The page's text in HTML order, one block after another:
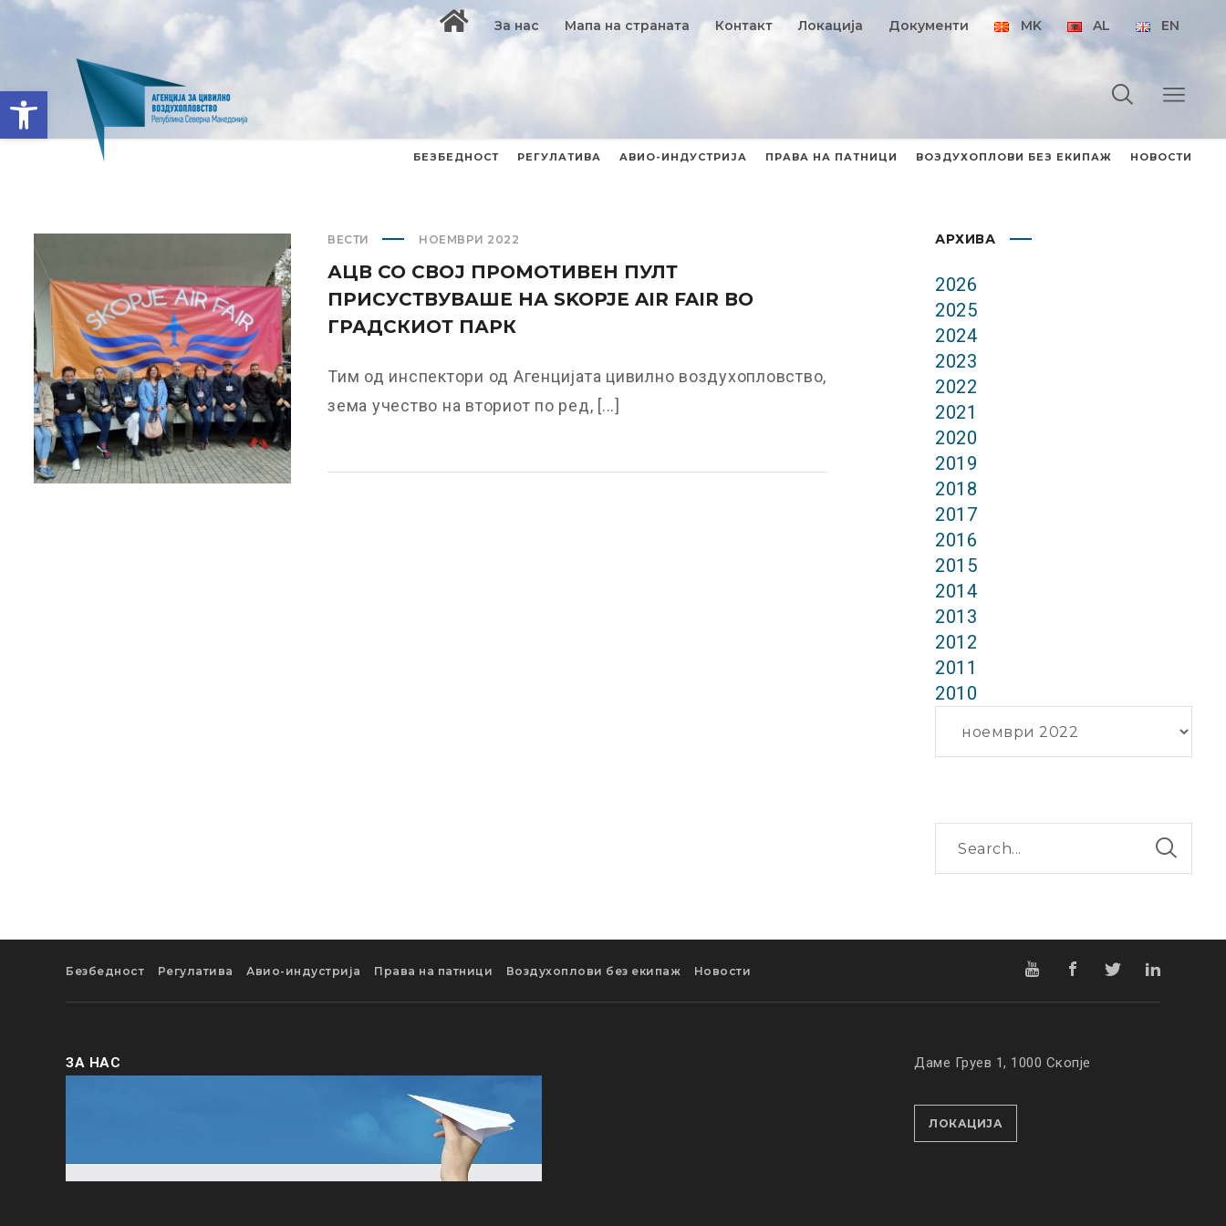
Open toolbar
За нас Мапа на страната Контакт Локација Документи MK AL EN
БЕЗБЕДНОСТ РЕГУЛАТИВА АВИО-ИНДУСТРИЈА ПРАВА НА ПАТНИЦИ ВОЗДУХОПЛОВИ БЕЗ ЕКИПАЖ НОВОСТИ
ВЕСТИ НОЕМВРИ 2022
АЦВ СО СВОЈ ПРОМОТИВЕН ПУЛТ
ПРИСУСТВУВАШЕ НА SKOPJE AIR FAIR ВО
ГРАДСКИОТ ПАРК
Тим од инспектори од Агенцијата цивилно воздухопловство,
зема учество на вториот по ред, [...]
АРХИВА
2026
2025
2024
2023
2022
2021
2020
2019
2018
2017
2016
2015
2014
2013
2012
2011
2010
Безбедност Регулатива Авио-индустрија Права на патници Воздухоплови без екипаж Новости
ЗА НАС Даме Груев 1, 1000 Скопје
ЛОКАЦИЈА